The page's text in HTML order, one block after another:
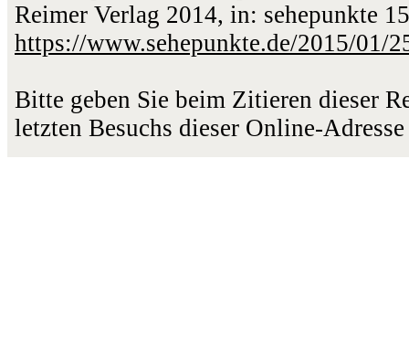
Reimer Verlag 2014, in: sehepunkte
https://www.sehepunkte.de/2015/01/
Bitte geben Sie beim Zitieren dieser
letzten Besuchs dieser Online-Adresse